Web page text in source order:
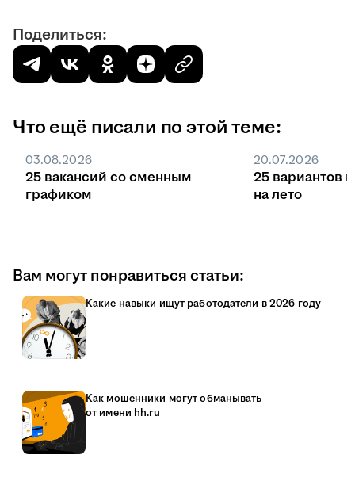
Поделиться:
Что ещё писали по этой теме:
03.08.2026
25 вакансий со сменным
графиком
20.07.2026
25 вариантов
на лето
Вам могут понравиться статьи:
Какие навыки ищут работодатели в 2026 году
Как мошенники могут обманывать
от имени hh.ru